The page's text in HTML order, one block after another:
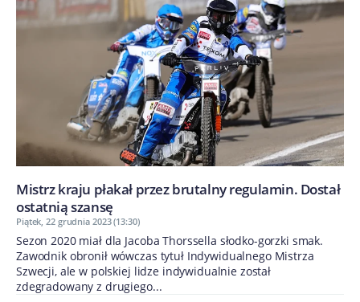
Mistrz kraju płakał przez brutalny regulamin. Dostał
ostatnią szansę
Piątek, 22 grudnia 2023 (13:30)
Sezon 2020 miał dla Jacoba Thorssella słodko-gorzki smak.
Zawodnik obronił wówczas tytuł Indywidualnego Mistrza
Szwecji, ale w polskiej lidze indywidualnie został
zdegradowany z drugiego...